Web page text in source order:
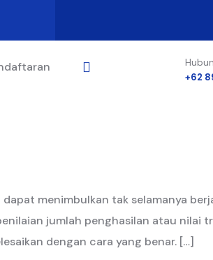
+62
menimbulkan tak selamanya
jumlah penghasilan atau nilai
dengan cara yang benar. […]